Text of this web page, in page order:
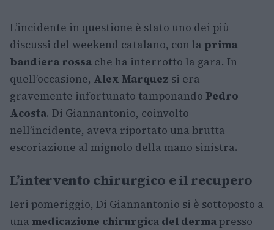
L’incidente in questione è stato uno dei più
discussi del weekend catalano, con la prima
bandiera rossa che ha interrotto la gara. In
quell’occasione, Alex Marquez si era
gravemente infortunato tamponando Pedro
Acosta. Di Giannantonio, coinvolto
nell’incidente, aveva riportato una brutta
escoriazione al mignolo della mano sinistra.
L’intervento chirurgico e il recupero
Ieri pomeriggio, Di Giannantonio si è sottoposto a
una medicazione chirurgica del dermapresso